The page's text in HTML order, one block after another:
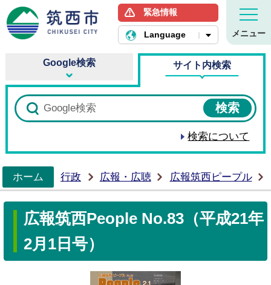
筑西市ホームページ
緊急情報
Language メニュー
Google検索 サイト内検索
検索について
ホーム
行政 広報・広聴 広報筑西ピープル
広報筑西People No.83（平成21年
2月1日号）